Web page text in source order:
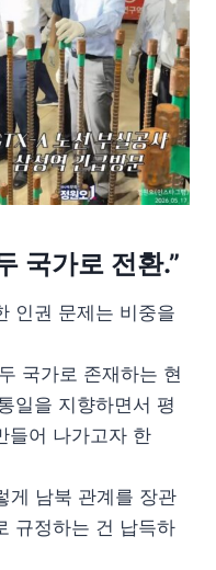
국가로 전환.”
인권 문제는 비중을
국가로 존재하는 현
일을 지향하면서 평
들어 나가고자 한
게 남북 관계를 장관
규정하는 건 납득하